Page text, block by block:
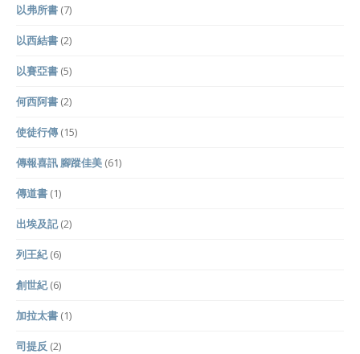
以弗所書 (7)
以西結書 (2)
以賽亞書 (5)
何西阿書 (2)
使徒行傳 (15)
傳報喜訊 腳蹤佳美 (61)
傳道書 (1)
出埃及記(2)
列王紀(6)
創世紀(6)
加拉太書 (1)
司提反 (2)